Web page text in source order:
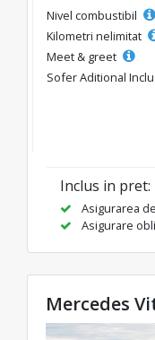
Nivel combustibil
Kilometri nelimitat
Meet & greet
Sofer Aditional
Inclus in pret:
Asigurarea
Asigurare
Mercedes